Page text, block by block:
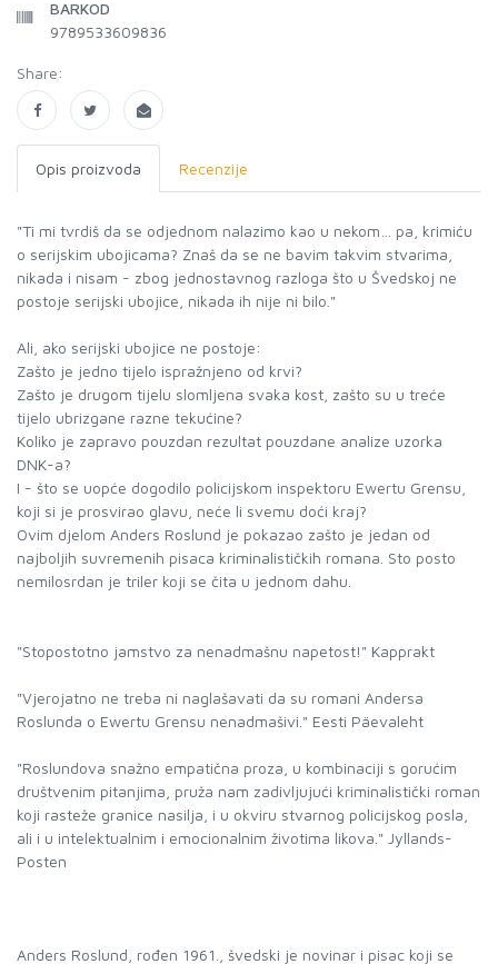
BARKOD
9789533609836
Share:
Opis proizvoda Recenzije
"Ti mi tvrdiš da se odjednom nalazimo kao u nekom… pa, krimiću
o serijskim ubojicama? Znaš da se ne bavim takvim stvarima,
nikada i nisam - zbog jednostavnog razloga što u Švedskoj ne
postoje serijski ubojice, nikada ih nije ni bilo."
Ali, ako serijski ubojice ne postoje:
Zašto je jedno tijelo ispražnjeno od krvi?
Zašto je drugom tijelu slomljena svaka kost, zašto su u treće
tijelo ubrizgane razne tekućine?
Koliko je zapravo pouzdan rezultat pouzdane analize uzorka
DNK-a?
I - što se uopće dogodilo policijskom inspektoru Ewertu Grensu,
koji si je prosvirao glavu, neće li svemu doći kraj?
Ovim djelom Anders Roslund je pokazao zašto je jedan od
najboljih suvremenih pisaca kriminalističkih romana. Sto posto
nemilosrdan je triler koji se čita u jednom dahu.
"Stopostotno jamstvo za nenadmašnu napetost!" Kapprakt
"Vjerojatno ne treba ni naglašavati da su romani Andersa
Roslunda o Ewertu Grensu nenadmašivi." Eesti Päevaleht
"Roslundova snažno empatična proza, u kombinaciji s gorućim
društvenim pitanjima, pruža nam zadivljujući kriminalistički roman
koji rasteže granice nasilja, i u okviru stvarnog policijskog posla,
ali i u intelektualnim i emocionalnim životima likova." Jyllands-
Posten
Anders Roslund, rođen 1961., švedski je novinar i pisac koji se